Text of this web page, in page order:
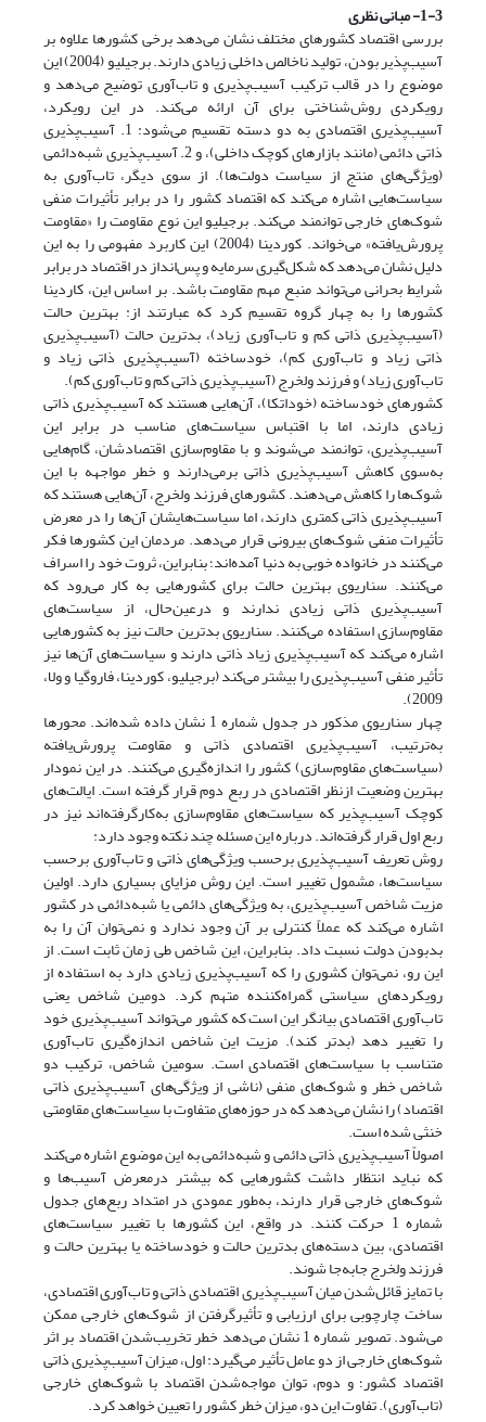
1-3- مبانی نظری
بررسی اقتصاد کشورهای مختلف نشان می‌دهد برخی کشورها علاوه بر
آسیب‌پذیر بودن، تولید ناخالص داخلی زیادی دارند. برجیلیو (2004) این
موضوع را در قالب ترکیب آسیب‌پذیری و تاب‌آوری توضیح می‌دهد و
رویکردی روش‌شناختی برای آن ارائه می‌کند. در این رویکرد،
آسیب‌پذیری اقتصادی به دو دسته تقسیم می‌شود: 1. آسیب‌پذیری
ذاتی دائمی (مانند بازارهای کوچک داخلی)، و 2. آسیب‌پذیری شبه‌دائمی
(ویژگی‌های منتج از سیاست دولت‌ها). از سوی دیگر، تاب‌آوری به
سیاست‌هایی اشاره می‌کند که اقتصاد کشور را در برابر تأثیرات منفی
شوک‌های خارجی توانمند می‌کند. برجیلیو این نوع مقاومت را «مقاومت
پرورش‌یافته» می‌خواند. کوردینا (2004) این کاربرد مفهومی را به این
دلیل نشان می‌دهد که شکل‌گیری سرمایه و پس‌انداز در اقتصاد در برابر
شرایط بحرانی می‌تواند منبع مهم مقاومت باشد. بر اساس این، کاردینا
کشورها را به چهار گروه تقسیم کرد که عبارتند از: بهترین حالت
(آسیب‌پذیری ذاتی کم و تاب‌آوری زیاد)، بدترین حالت (آسیب‌پذیری
ذاتی زیاد و تاب‌آوری کم)، خودساخته (آسیب‌پذیری ذاتی زیاد و
تاب‌آوری زیاد) و فرزند ولخرج (آسیب‌پذیری ذاتی کم و تاب‌آوری کم).
کشورهای خودساخته (خوداتکا)، آن‌هایی هستند که آسیب‌پذیری ذاتی
زیادی دارند، اما با اقتباس سیاست‌های مناسب در برابر این
آسیب‌پذیری، توانمند می‌شوند و با مقاوم‌سازی اقتصادشان، گام‌هایی
به‌سوی کاهش آسیب‌پذیری ذاتی برمی‌دارند و خطر مواجهه با این
شوک‌ها را کاهش می‌دهند. کشورهای فرزند ولخرج، آن‌هایی هستند که
آسیب‌پذیری ذاتی کمتری دارند، اما سیاست‌هایشان آن‌ها را در معرض
تأثیرات منفی شوک‌های بیرونی قرار می‌دهد. مردمان این کشورها فکر
می‌کنند در خانواده خوبی به دنیا آمده‌اند؛ بنابراین، ثروت خود را اسراف
می‌کنند. سناریوی بهترین حالت برای کشورهایی به کار می‌رود که
آسیب‌پذیری ذاتی زیادی ندارند و درعین‌حال، از سیاست‌های
مقاوم‌سازی استفاده می‌کنند. سناریوی بدترین حالت نیز به کشورهایی
اشاره می‌کند که آسیب‌پذیری زیاد ذاتی دارند و سیاست‌های آن‌ها نیز
تأثیر منفی آسیب‌پذیری را بیشتر می‌کند (برجیلیو، کوردینا، فاروگیا و ولا،
2009).
چهار سناریوی مذکور در جدول شماره 1 نشان داده شده‌اند. محورها
به‌ترتیب، آسیب‌پذیری اقتصادی ذاتی و مقاومت پرورش‌یافته
(سیاست‌های مقاوم‌سازی) کشور را اندازه‌گیری می‌کنند. در این نمودار
بهترین وضعیت ازنظر اقتصادی در ربع دوم قرار گرفته است. ایالت‌های
کوچک آسیب‌پذیر که سیاست‌های مقاوم‌سازی به‌کارگرفته‌اند نیز در
ربع اول قرار گرفته‌اند. درباره این مسئله چند نکته وجود دارد:
روش تعریف آسیب‌پذیری برحسب ویژگی‌های ذاتی و تاب‌آوری برحسب
سیاست‌ها، مشمول تغییر است. این روش مزایای بسیاری دارد. اولین
مزیت شاخص آسیب‌پذیری، به ویژگی‌های دائمی یا شبه‌دائمی در کشور
اشاره می‌کند که عملاً کنترلی بر آن وجود ندارد و نمی‌توان آن را به
بدبودن دولت نسبت داد. بنابراین، این شاخص طی زمان ثابت است. از
این رو، نمی‌توان کشوری را که آسیب‌پذیری زیادی دارد به استفاده از
رویکردهای سیاستی گمراه‌کننده متهم کرد. دومین شاخص یعنی
تاب‌آوری اقتصادی بیانگر این است که کشور می‌تواند آسیب‌پذیری خود
را تغییر دهد (بدتر کند). مزیت این شاخص اندازه‌گیری تاب‌آوری
متناسب با سیاست‌های اقتصادی است. سومین شاخص، ترکیب دو
شاخص خطر و شوک‌های منفی (ناشی از ویژگی‌های آسیب‌پذیری ذاتی
اقتصاد) را نشان می‌دهد که در حوزه‌های متفاوت با سیاست‌های مقاومتی
خنثی شده است.
اصولاً آسیب‌پذیری ذاتی دائمی و شبه‌دائمی به این موضوع اشاره می‌کند
که نباید انتظار داشت کشورهایی که بیشتر درمعرض آسیب‌ها و
شوک‌های خارجی قرار دارند، به‌طور عمودی در امتداد ربع‌های جدول
شماره 1 حرکت کنند. در واقع، این کشورها با تغییر سیاست‌های
اقتصادی، بین دسته‌های بدترین حالت و خودساخته یا بهترین حالت و
فرزند ولخرج جابه‌جا شوند.
با تمایز قائل‌شدن میان آسیب‌پذیری اقتصادی ذاتی و تاب‌آوری اقتصادی،
ساخت چارچوبی برای ارزیابی و تأثیرگرفتن از شوک‌های خارجی ممکن
می‌شود. تصویر شماره 1 نشان می‌دهد خطر تخریب‌شدن اقتصاد بر اثر
شوک‌های خارجی از دو عامل تأثیر می‌گیرد: اول، میزان آسیب‌پذیری ذاتی
اقتصاد کشور؛ و دوم، توان مواجه‌شدن اقتصاد با شوک‌های خارجی
(تاب‌آوری). تفاوت این دو، میزان خطر کشور را تعیین خواهد کرد.